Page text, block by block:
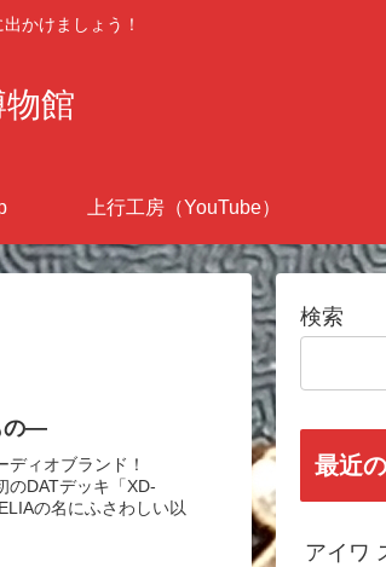
かけましょう！
館
上行工房（YouTube）
の―
ィオブランド！
DATデッキ「XD-
の名にふさわしい以
検索
最近
アイワ